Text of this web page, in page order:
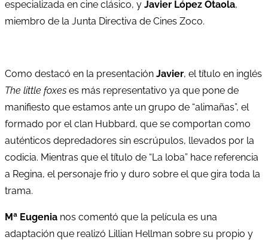
especializada en cine clásico, y Javier López Otaola,
miembro de la Junta Directiva de Cines Zoco.
Como destacó en la presentación Javier, el título en inglés
The little foxes es más representativo ya que pone de
manifiesto que estamos ante un grupo de “alimañas”, el
formado por el clan Hubbard, que se comportan como
auténticos depredadores sin escrúpulos, llevados por la
codicia. Mientras que el título de “La loba” hace referencia
a Regina, el personaje frio y duro sobre el que gira toda la
trama.
Mª Eugenia nos comentó que la película es una
adaptación que realizó Lillian Hellman sobre su propio y